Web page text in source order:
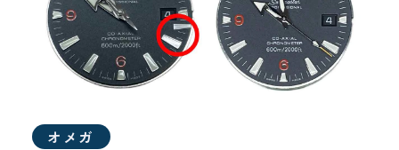
オメガ